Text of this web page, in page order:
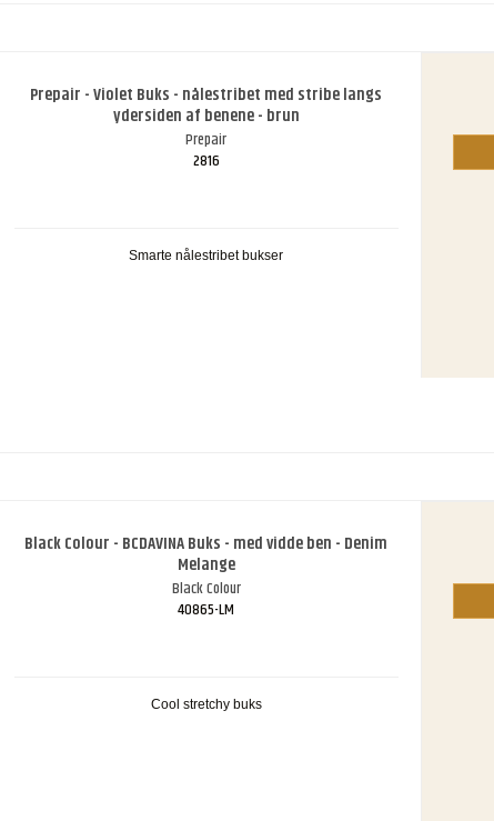
Prepair - Violet Buks - nålestribet med stribe langs
ydersiden af benene - brun
Prepair
2816
Smarte nålestribet bukser
Black Colour - BCDAVINA Buks - med vidde ben - Denim
Melange
Black Colour
40865-LM
Cool stretchy buks